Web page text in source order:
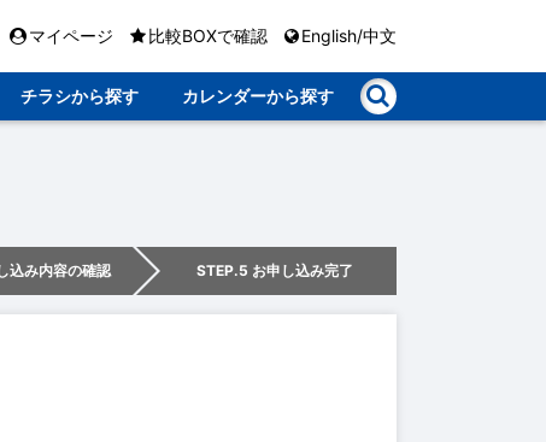
マイページ 比較BOXで確認 English/中文
チラシから探す カレンダーから探す
込み内容の確認 STEP.5 お申し込み完了